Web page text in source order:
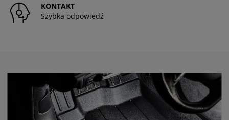
KONTAKT
Szybka odpowiedź